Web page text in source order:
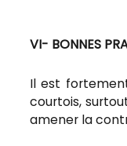
VI- BONNES
Il est
courtois,
amener la